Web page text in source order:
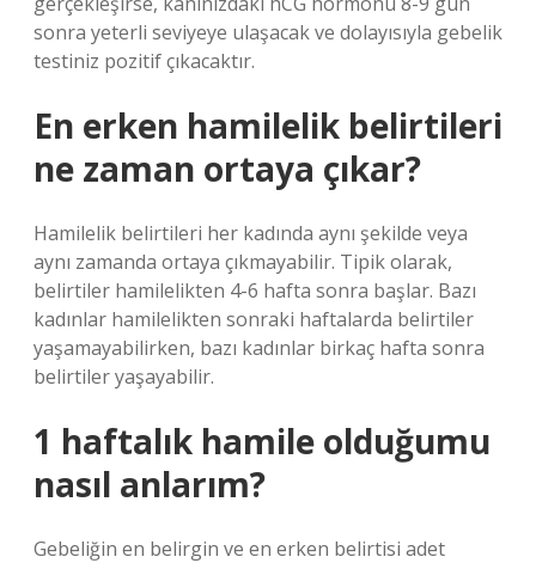
sonra yeterli seviyeye ulaşacak ve dolayısıyla gebelik
testiniz pozitif çıkacaktır.
En erken hamilelik belirtileri
ne zaman ortaya çıkar?
Hamilelik belirtileri her kadında aynı şekilde veya
aynı zamanda ortaya çıkmayabilir. Tipik olarak,
belirtiler hamilelikten 4-6 hafta sonra başlar. Bazı
kadınlar hamilelikten sonraki haftalarda belirtiler
yaşamayabilirken, bazı kadınlar birkaç hafta sonra
belirtiler yaşayabilir.
1 haftalık hamile olduğumu
nasıl anlarım?
Gebeliğin en belirgin ve en erken belirtisi adet